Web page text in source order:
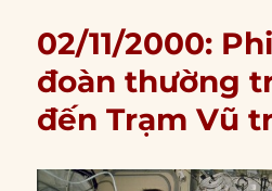
02/11/2000:
đoàn thường
đến Trạm Vũ